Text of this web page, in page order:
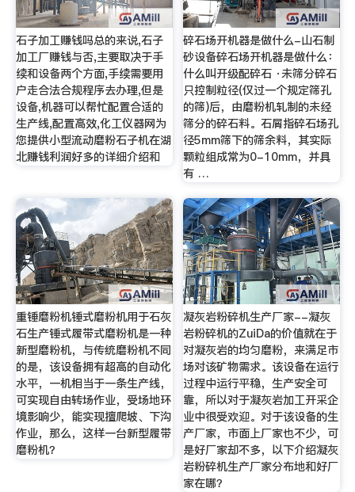
石子加工赚钱吗总的来说,石子
加工厂赚钱与否,主要取决于手
续和设备两个方面,手续需要用
户走合法合规程序去办理,但是
设备,机器可以帮忙配置合适的
生产线,配置高效,化工仪器网为
您提供小型流动磨粉石子机在湖
北赚钱利润好多的详细介绍和
碎石场开机器是做什么-山石制
砂设备碎石场开机器是做什么：
什么叫开级配碎石 ·未筛分碎石
只控制粒径(仅过一个规定筛孔
的筛)后，由磨粉机轧制的未经
筛分的碎石料。石屑指碎石场孔
径5mm筛下的筛余料，其实际
颗粒组成常为0-10mm，并具
有 …
重锤磨粉机锤式磨粉机用于石灰
石生产锤式履带式磨粉机是一种
新型磨粉机，与传统磨粉机不同
的是，该设备拥有超高的自动化
水平，一机相当于一条生产线，
可实现自由转场作业，受场地环
境影响少，能实现擅爬坡、下沟
作业，那么，这样一台新型履带
磨粉机？
凝灰岩粉碎机生产厂家--凝灰
岩粉碎机的ZuiDa的价值就在于
对凝灰岩的均匀磨粉，来满足市
场对该矿物需求。该设备在运行
过程中运行平稳，生产安全可
靠，所以对于凝灰岩加工开采企
业中很受欢迎。对于该设备的生
产厂家，市面上厂家也不少，可
是好厂家却不多，以下介绍凝灰
岩粉碎机生产厂家分布地和好厂
家在哪？